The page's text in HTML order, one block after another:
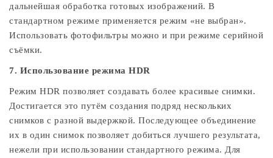
дальнейшая обработка готовых изображений. В
стандартном режиме применяется режим «не выбран».
Использовать фотофильтры можно и при режиме серийной
съёмки.
7. Использование режима HDR
Режим HDR позволяет создавать более красивые снимки.
Достигается это путём создания подряд нескольких
снимков с разной выдержкой. Последующее объединение
их в один снимок позволяет добиться лучшего результата,
нежели при использовании стандартного режима. Для